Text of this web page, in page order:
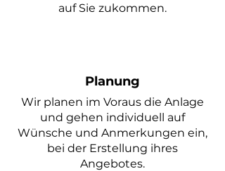
auf Sie zukommen.
Planung
Wir planen im Voraus die Anlage
und gehen individuell auf
Wünsche und Anmerkungen ein,
bei der Erstellung ihres
Angebotes.